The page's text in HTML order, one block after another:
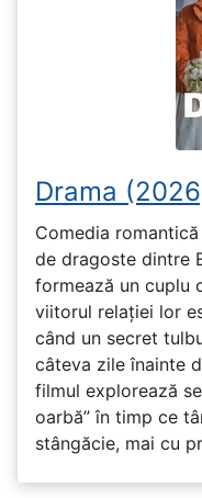
Drama
Comedia
de dragoste dintre
formează un cuplu
viitorul relației lor
când un secret
câteva zile înainte
filmul explorează
oarbă” în timp ce
stângăcie, mai cu